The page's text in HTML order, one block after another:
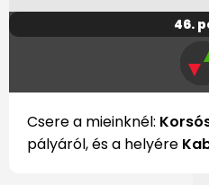
46.
▼
Csere a mieinknél:
pályáról, és a helyére